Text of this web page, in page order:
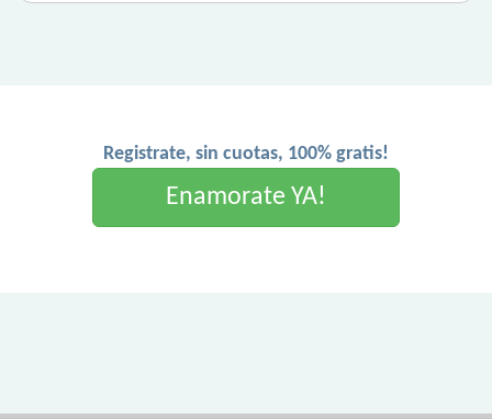
Registrate, sin cuotas, 100% gratis!
Enamorate YA!